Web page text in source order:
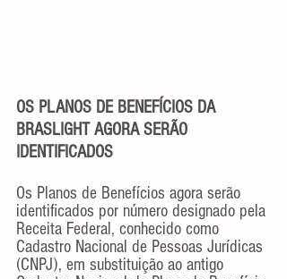
OS PLANOS DE BENEFÍCIOS DA
BRASLIGHT AGORA SERÃO
IDENTIFICADOS
Os Planos de Benefícios agora serão
identificados por número designado pela
Receita Federal, conhecido como
Cadastro Nacional de Pessoas Jurídicas
(CNPJ), em substituição ao antigo